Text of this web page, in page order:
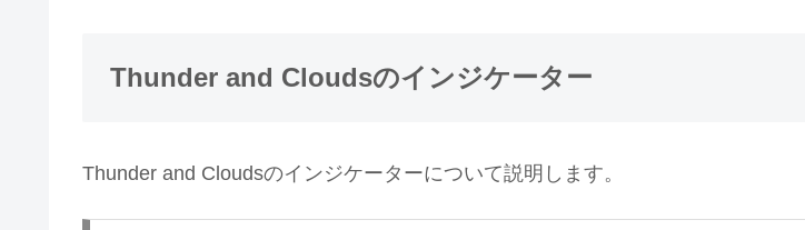
Thunder and Cloudsのインジケーター
Thunder and Cloudsのインジケーターについて説明します。